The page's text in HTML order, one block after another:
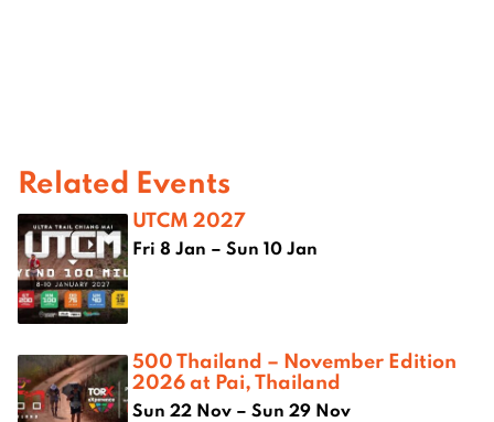
Related Events
UTCM 2027
Fri 8 Jan – Sun 10 Jan
500 Thailand – November Edition
2026 at Pai, Thailand
Sun 22 Nov – Sun 29 Nov